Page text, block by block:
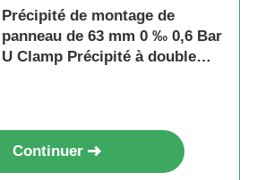
Précipité de montage de
panneau de 63 mm 0 ‰ 0,6 Bar
U Clamp Précipité à double
Continuer